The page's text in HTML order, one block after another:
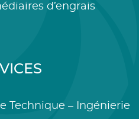
d’engrais
Technique – Ingénierie